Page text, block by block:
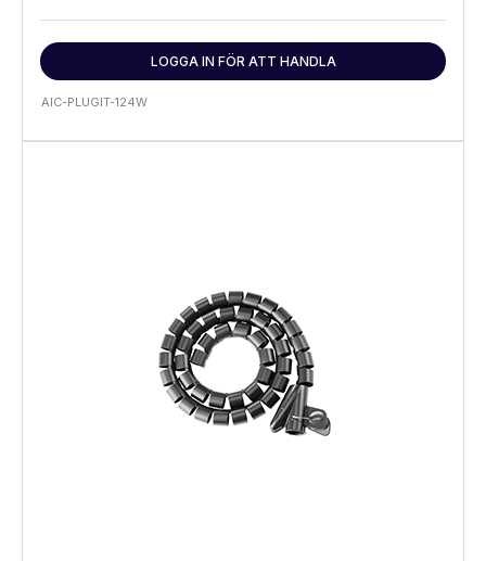
LOGGA IN FÖR ATT HANDLA
AIC-PLUGIT-124W